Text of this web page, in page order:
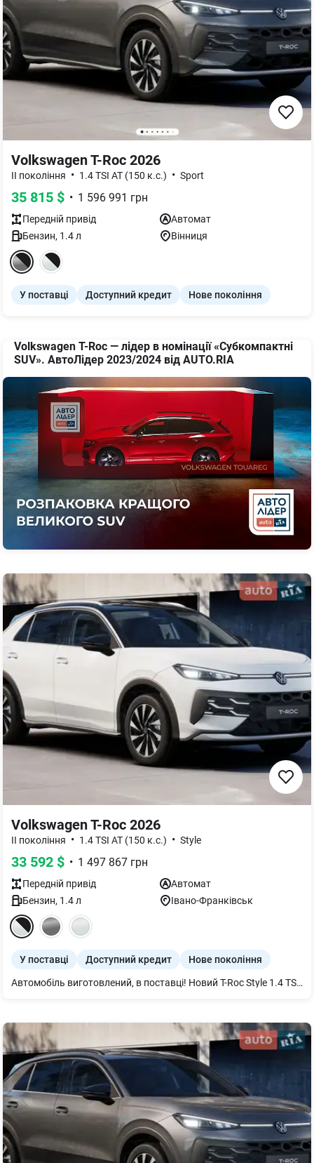
Volkswagen T-Roc 2026
ІІ покоління • 1.4 TSI AT (150 к.с.) • Sport
35 815 $ • 1 596 991 грн
Передній привід
Автомат
Бензин, 1.4л Вінниця
У поставці Доступний кредит Нове покоління
Volkswagen T-Roc — лідер в номінації «Субкомпактні
SUV». АвтоЛідер 2023/2024 від AUTO.RIA
Volkswagen T-Roc 2026
ІІ покоління • 1.4 TSI AT (150 к.с.) • Style
33 592 $ • 1 497 867 грн
Передній привід
Автомат
Бензин, 1.4л Івано-Франківськ
У поставці Доступний кредит Нове покоління
Автомобіль виготовлений, в поставці! Новий T-Roc Style 1.4 TSI / Бензин / 1.4 л / 150 к.с. / 8-ступ. АКП